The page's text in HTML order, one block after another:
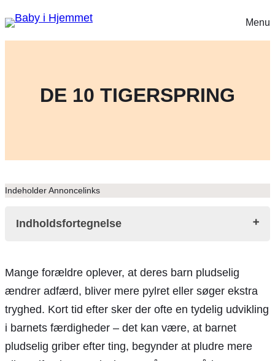
Menu
DE 10 TIGERSPRING
Indeholder Annoncelinks
Indholdsfortegnelse
De ti tigerspring – trin for trin
Spring 1: Omgivelsernes fornemmelser (ca.
5 uger)
Spring 2: Mønstre i omgivelserne (ca. 8
uger)
Mange forældre oplever, at deres barn pludselig
ændrer adfærd, bliver mere pylret eller søger ekstra
tryghed. Kort tid efter sker der ofte en tydelig udvikling
i barnets færdigheder – det kan være, at barnet
pludselig griber efter ting, begynder at pludre mere